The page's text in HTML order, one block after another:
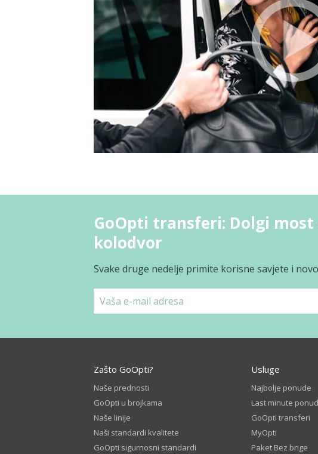
GoOpti transferi: Dolgi
kolodvor
Svake druge nedelje primite korisne savjete i
Zašto GoOpti?
Naše prednosti
GoOpti u brojkama
Naše linije
Naši standardi kvalitete
GoOpti sigurnosni standardi
Usluge
Najbolje ponude
Last minute
GoOpti transferi
MyOpti
Paket Bez brige